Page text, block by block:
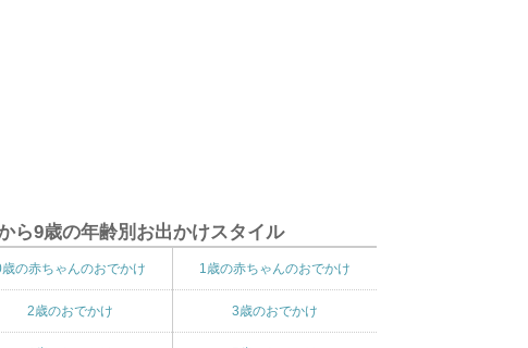
ら9歳の年齢別お出かけスタイル
の赤ちゃんのおでかけ 1歳の赤ちゃんのおでかけ
2歳のおでかけ 3歳のおでかけ